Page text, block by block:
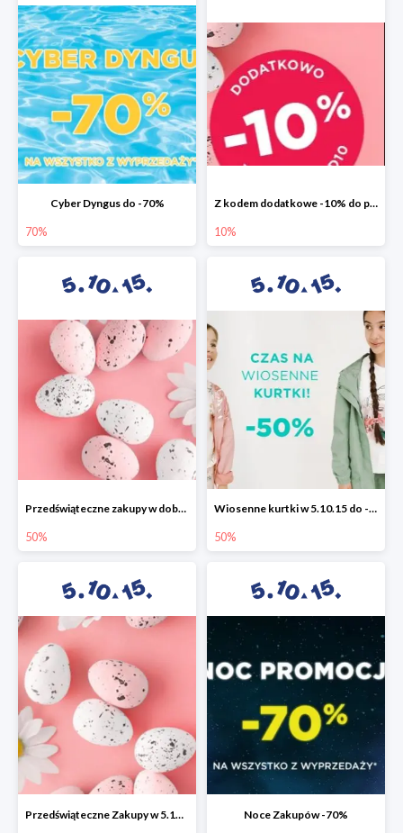
Cyber Dyngus do -70%
70%
Z kodem dodatkowe -10% do promocji -50%!
10%
Przedświąteczne zakupy w dobrym stylu -50%
50%
Wiosenne kurtki w 5.10.15 do -50%
50%
Przedświąteczne Zakupy w 5.10.15 do -50% Noce Zakupów -70%